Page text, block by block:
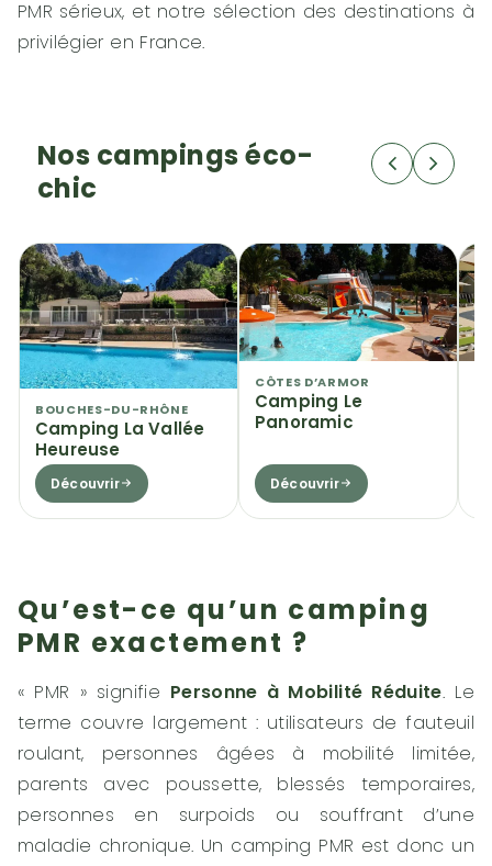
PMR sérieux, et notre sélection des destinations à
privilégier en France.
Nos campings éco-
chic
BOUCHES-DU-RHÔNE
Camping La Vallée
Heureuse
Découvrir
CÔTES D’ARMOR
Camping Le
Panoramic
Découvrir
Qu’est-ce qu’un camping
PMR exactement ?
« PMR » signifie Personne à Mobilité Réduite. Le
terme couvre largement : utilisateurs de fauteuil
roulant, personnes âgées à mobilité limitée,
parents avec poussette, blessés temporaires,
personnes en surpoids ou souffrant d’une
maladie chronique. Un camping PMR est donc un